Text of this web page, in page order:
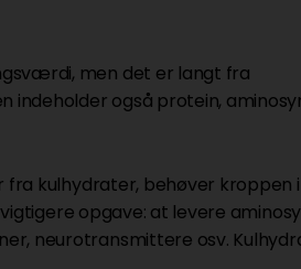
men det er langt fra
indeholder også protein,
fra kulhydrater, behøver kroppen
opgave: at levere
neurotransmittere osv.